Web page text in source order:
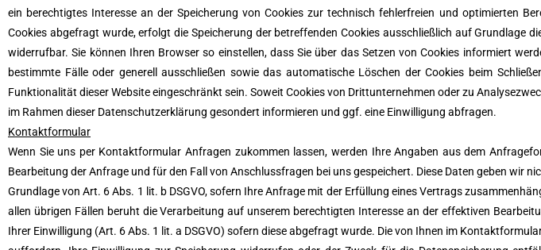
ein berechtigtes Interesse an der Speicherung von Cookies zur technisch fehlerfreien und optimierten
Cookies abgefragt wurde, erfolgt die Speicherung der betreffenden Cookies ausschließlich auf Grundlage
widerrufbar. Sie können Ihren Browser so einstellen, dass Sie über das Setzen von Cookies informiert
bestimmte Fälle oder generell ausschließen sowie das automatische Löschen der Cookies beim
Funktionalität dieser Website eingeschränkt sein. Soweit Cookies von Drittunternehmen oder zu
im Rahmen dieser Datenschutzerklärung gesondert informieren und ggf. eine Einwilligung abfragen.
Kontaktformular
Wenn Sie uns per Kontaktformular Anfragen zukommen lassen, werden Ihre Angaben aus dem
Bearbeitung der Anfrage und für den Fall von Anschlussfragen bei uns gespeichert. Diese Daten geben wir
Grundlage von Art. 6 Abs. 1 lit. b DSGVO, sofern Ihre Anfrage mit der Erfüllung eines Vertrags
allen übrigen Fällen beruht die Verarbeitung auf unserem berechtigten Interesse an der effektiven
Ihrer Einwilligung (Art. 6 Abs. 1 lit. a DSGVO) sofern diese abgefragt wurde. Die von Ihnen im